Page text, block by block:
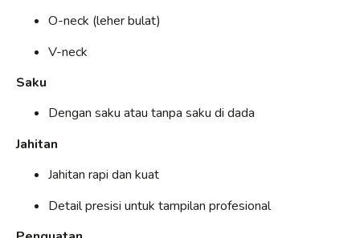
O-neck (leher bulat)
V-neck
Saku
Dengan saku atau tanpa saku di dada
Jahitan
Jahitan rapi dan kuat
Detail presisi untuk tampilan profesional